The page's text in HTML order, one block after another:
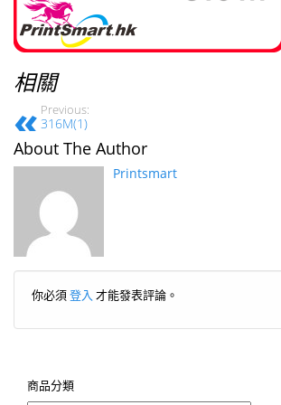
相關
Previous:
316M(1)
About The Author
Printsmart
你必須登入 才能發表評論。
商品分類